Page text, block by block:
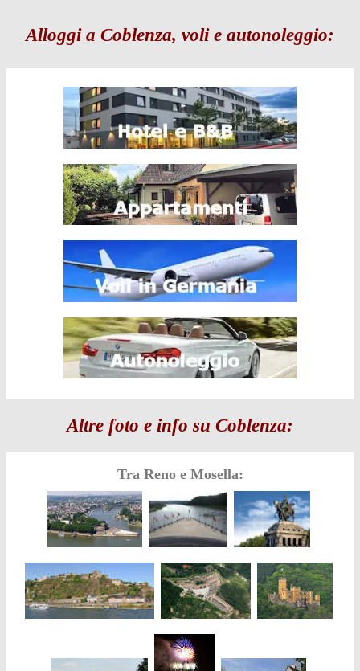
Alloggi a Coblenza, voli e autonoleggio:
Altre foto e info su Coblenza:
Tra Reno e Mosella: